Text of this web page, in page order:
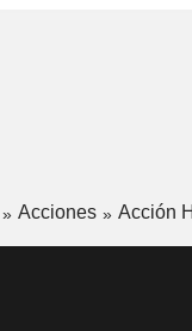
Acciones Acción